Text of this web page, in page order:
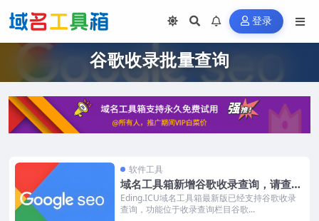
登录
谷歌收录批量查询
软件工具
域名工具箱新增谷歌收录查询，请查看
视频演示
Eding.ICU域名工具箱最新版已经支持谷歌收录
查询，功能位于收录查询栏目谷歌...